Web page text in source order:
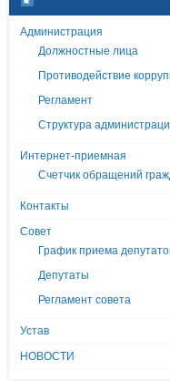
Администрация
Должностные лица
Противодействие
Регламент
Структура
Интернет-приемная
Счетчик обращений
Контакты
Совет
График приема
Депутаты
Регламент совета
Устав
НОВОСТИ